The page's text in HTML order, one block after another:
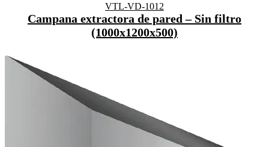
VTL-VD-1012
Campana extractora de pared – Sin filtro
(1000x1200x500)